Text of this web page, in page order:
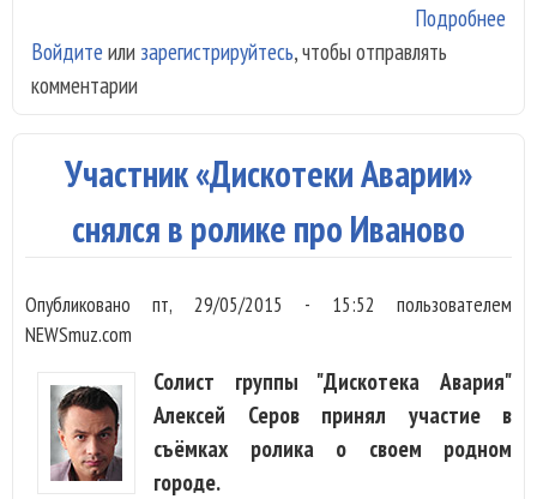
Подробнее
Войдите или зарегистрируйтесь, чтобы отправлять
комментарии
Участник «Дискотеки Аварии»
снялся в ролике про Иваново
Опубликованопт, 29/05/2015 - 15:52 пользователем
NEWSmuz.com
Солист группы "Дискотека Авария"
Алексей Серов принял участие в
съёмках ролика о своем родном
городе.